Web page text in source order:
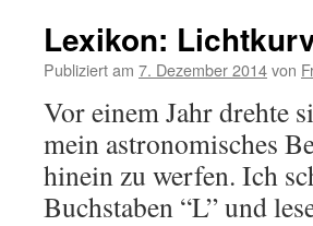
Lexikon:
Publiziert am 7. Dezember 2014von
Vor einem Jahr drehte
mein astronomisches
hinein zu werfen. Ich
Buchstaben “L” und